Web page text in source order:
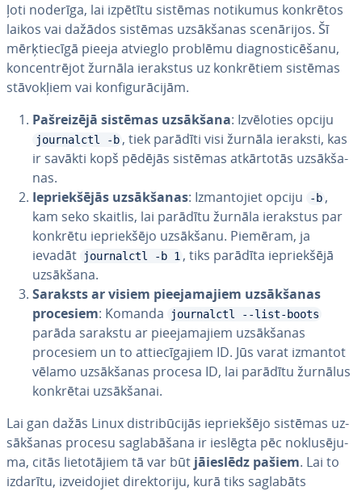
ļoti noderīga, lai izpētītu sistēmas notikumus konkrētos
laikos vai dažādos sistēmas uz­sāk­ša­nas sce­nā­ri­jos. Šī
mēr­ķtie­cī­gā pieeja atvieglo problēmu diag­nos­ti­cē­ša­nu,
kon­cen­trē­jot žurnāla ierakstus uz kon­krē­tiem sistēmas
stā­vok­ļiem vai kon­fi­gu­rā­ci­jām.
Pa­šrei­zē­jā sistēmas uzsākšana: Iz­vē­lo­ties opciju
journalctl -b , tiek parādīti visi žurnāla ieraksti, kas
ir savākti kopš pēdējās sistēmas at­kār­to­tās uz­sāk­ša­
nas.
Ie­priek­šē­jās uz­sāk­ša­nas: Iz­man­to­jiet opciju -b ,
kam seko skaitlis, lai parādītu žurnāla ierakstus par
konkrētu ie­priek­šē­jo uzsākšanu. Piemēram, ja
ievadāt
journalctl -b 1 , tiks parādīta ie­priek­šē­jā
uzsākšana.
Saraksts ar visiem pie­eja­ma­jiem uz­sāk­ša­nas
procesiem: Komanda journalctl --list-boots
parāda sarakstu ar pie­eja­ma­jiem uz­sāk­ša­nas
procesiem un to at­tie­cī­ga­jiem ID. Jūs varat izmantot
vēlamo uz­sāk­ša­nas procesa ID, lai parādītu žurnālus
konkrētai uz­sāk­ša­nai.
Lai gan dažās Linux dis­tri­bū­ci­jās ie­priek­šē­jo sistēmas uz­
sāk­ša­nas procesu sa­gla­bā­ša­na ir ieslēgta pēc no­klu­sē­ju­
ma, citās lie­to­tā­jiem tā var būt jāieslēdz pašiem. Lai to
izdarītu, iz­vei­do­jiet di­rek­to­ri­ju, kurā tiks saglabāts